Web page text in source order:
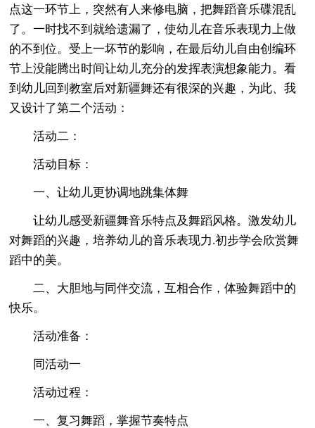
点这一环节上，突然有人来修电脑，把舞蹈音乐碟混乱
了。一时找不到就给遗漏了，使幼儿在音乐表现力上做
的不到位。受上一坏节的影响，在最后幼儿自由创编环
节上没能腾出时间让幼儿充分的发挥表演想象能力。看
到幼儿回到教室后对新疆舞还有很深的兴趣，为此、我
又设计了第二个活动：
活动二：
活动目标：
一、让幼儿更协调地跳集体舞
让幼儿感受新疆舞音乐特点及舞蹈风格。激发幼儿
对舞蹈的兴趣，培养幼儿的音乐表现力.初步学会欣赏舞
蹈中的美。
二、大胆地与同伴交流，互相合作，体验舞蹈中的
快乐。
活动准备：
同活动一
活动过程：
一、复习舞蹈，掌握节奏特点